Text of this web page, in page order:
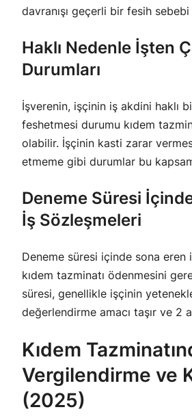
davranışı geçerli bir fesih
Haklı Nedenle İşten
Durumları
İşverenin, işçinin iş akdini haklı
feshetmesi durumu kıdem
olabilir. İşçinin kasti zarar
etmeme gibi durumlar bu
Deneme Süresi
İş Sözleşmeleri
Deneme süresi içinde sona eren
kıdem tazminatı ödenmesini
süresi, genellikle işçinin
değerlendirme amacı taşır ve 2
Kıdem
Vergilendirme ve
(2025)